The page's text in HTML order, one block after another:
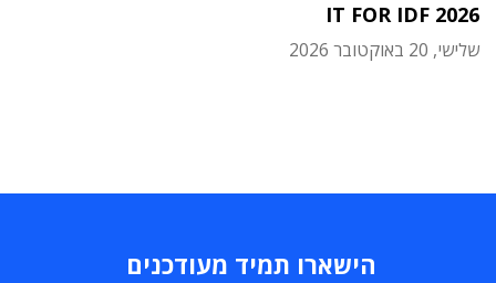
IT FOR IDF 2026
שלישי, 20 באוקטובר 2026
הישארו תמיד מעודכנים